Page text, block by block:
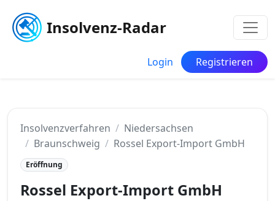
Insolvenz-Radar
Login Registrieren
Insolvenzverfahren
Niedersachsen
Braunschweig
Rossel Export-Import GmbH
Eröffnung
Rossel Export-Import GmbH